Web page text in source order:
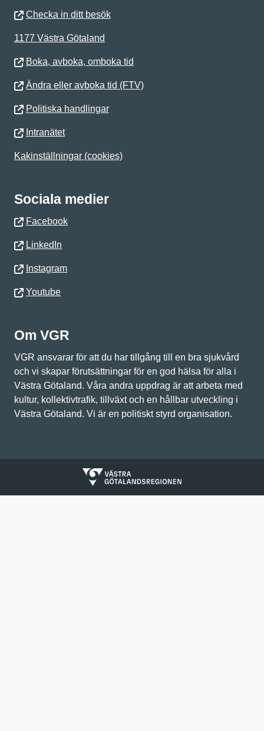
Checka in ditt besök
1177 Västra Götaland
Boka, avboka, omboka tid
Ändra eller avboka tid (FTV)
Politiska handlingar
Intranätet
Kakinställningar (cookies)
Sociala medier
Facebook
LinkedIn
Instagram
Youtube
Om VGR
VGR ansvarar för att du har tillgång till en bra sjukvård
och vi skapar förutsättningar för en god hälsa för alla i
Västra Götaland. Våra andra uppdrag är att arbeta med
kultur, kollektivtrafik, tillväxt och en hållbar utveckling i
Västra Götaland. Vi är en politiskt styrd organisation.